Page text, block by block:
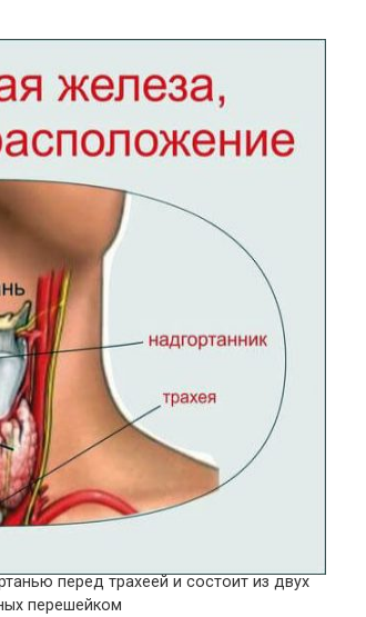
перед трахеей и состоит из двух
перешейком